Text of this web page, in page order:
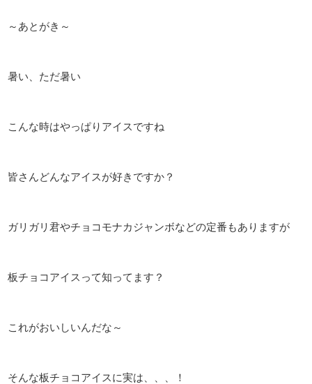
～あとがき～
暑い、ただ暑い
こんな時はやっぱりアイスですね
皆さんどんなアイスが好きですか？
ガリガリ君やチョコモナカジャンボなどの定番もありますが
板チョコアイスって知ってます？
これがおいしいんだな～
そんな板チョコアイスに実は、、、！